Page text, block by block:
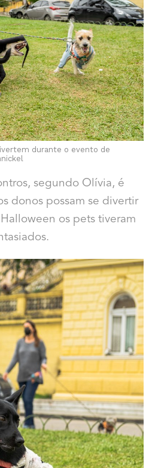
durante o evento de
segundo Olívia, é
donos possam se divertir
os pets tiveram